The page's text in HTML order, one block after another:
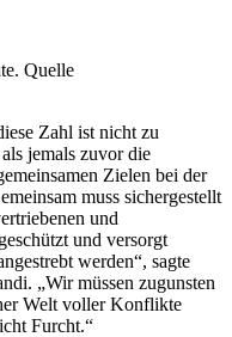
Quelle
Zahl ist nicht zu
jemals zuvor die
Zielen bei der
muss sichergestellt
und
und versorgt
werden“, sagte
„Wir müssen zugunsten
Welt voller Konflikte
Furcht.“